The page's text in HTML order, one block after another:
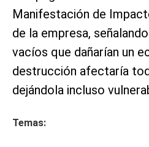
Manifestación de
de la empresa,
vacíos que dañarían un
destrucción afectaría
dejándola incluso
Temas: